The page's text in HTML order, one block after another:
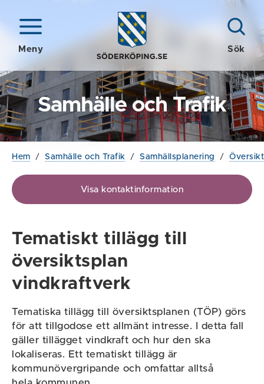
Meny Sök
Samhälle och Trafik
Hem / Samhälle och Trafik / Samhällsplanering /
Visa kontaktinformation
Tematiskt tillägg till
översiktsplan
vindkraftverk
Tematiska tillägg till översiktsplanen (TÖP) görs
för att tillgodose ett allmänt intresse. I detta fall
gäller tillägget vindkraft och hur den ska
lokaliseras. Ett tematiskt tillägg är
kommunövergripande och omfattar alltså